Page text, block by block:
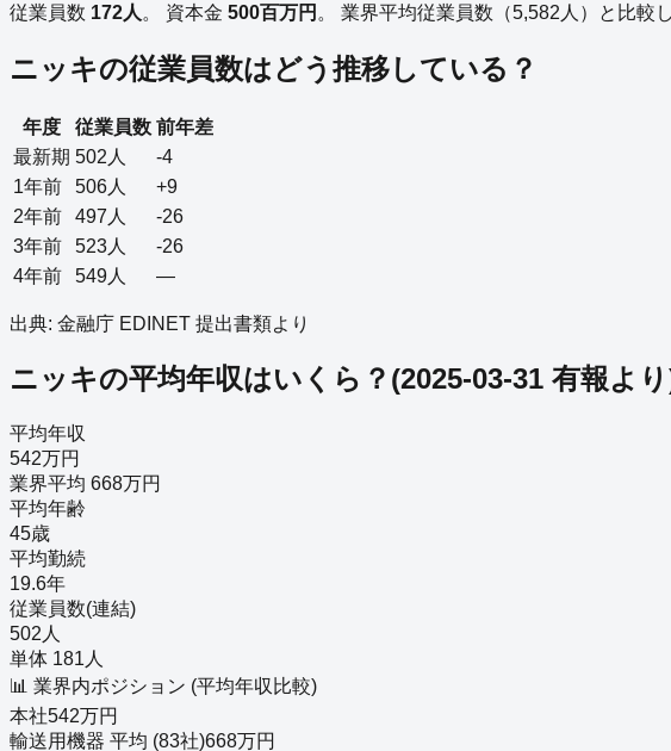
従業員数 172人 。 資本金 500百万円 。 業界平均従業員数（5,582 人）と比較
ニッキの従業員数はどう推移している？
年度 従業員数 前年差
最新期 502 人
-4
1年前
506人
+9
2年前
497 人
-26
3年前
523人
-26
4年前
549人 —
出典: 金融庁 EDINET 提出書類より
ニッキの平均年収はいくら？ (2025-03-31 有報よ
平均年収
542万円
業界平均 668万円
平均年齢
45歳
平均勤続
19.6年
従業員数(連結)
502人
単体 181人
📊 業界内ポジション (平均年収比較)
本社542万円
輸送用機器 平均 (83社)668万円